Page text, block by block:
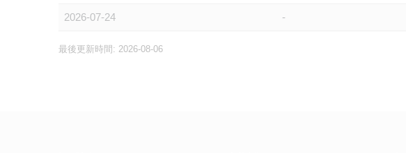
2026-07-24 -
最後更新時間: 2026-08-06